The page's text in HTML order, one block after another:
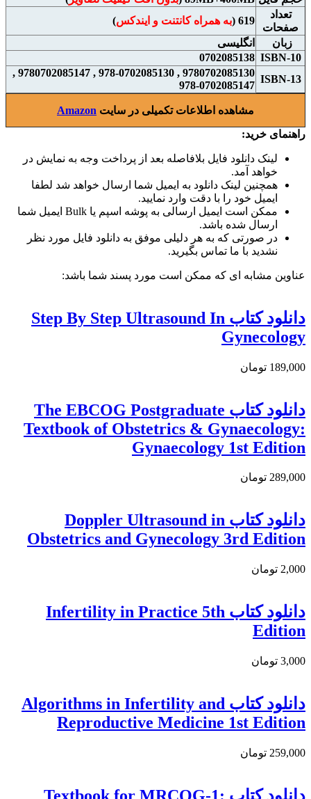
تعداد
صفحات
619 ( به همراه کانتنت و ایندکس)
زبان
انگلیسی
ISBN-10
0702085138
ISBN-13
9780702085130 , 978-0702085130 , 9780702085147 ,
978-0702085147
مشاهده اطلاعات تکمیلی در سایت Amazon
راهنمای خرید:
لینک دانلود فایل بلافاصله بعد از پرداخت وجه به نمایش در
خواهد آمد.
همچنین لینک دانلود به ایمیل شما ارسال خواهد شد لطفا
ایمیل خود را با دقت وارد نمایید.
ممکن است ایمیل ارسالی به پوشه اسپم یا Bulk ایمیل شما
ارسال شده باشد.
در صورتی که به هر دلیلی موفق به دانلود فایل مورد نظر
نشدید با ما تماس بگیرید.
عناوین مشابه ای که ممکن است مورد پسند شما باشد:
دانلود کتاب Step By Step Ultrasound In
Gynecology
189,000 تومان
دانلود کتاب The EBCOG Postgraduate
Textbook of Obstetrics & Gynaecology:
Gynaecology 1st Edition
289,000 تومان
دانلود كتاب Doppler Ultrasound in
Obstetrics and Gynecology 3rd Edition
2,000 تومان
دانلود كتاب Infertility in Practice 5th
Edition
3,000 تومان
دانلود کتاب Algorithms in Infertility and
Reproductive Medicine 1st Edition
259,000 تومان
دانلود کتاب Textbook for MRCOG-1: